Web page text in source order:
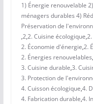
1) Énergie renouvelable
ménagers durables 4)
Préservation de
,2,2. Cuisine écologique,
2. Économie d'énergie,2.
2. Énergies renouvelables,
3. Cuisine durable,3.
3. Protection de
4. Cuisson écologique,4.
4. Fabrication durable,4.